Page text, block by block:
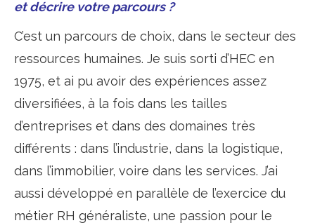
et décrire votre parcours ?
C’est un parcours de choix, dans le secteur des
ressources humaines. Je suis sorti d’HEC en
1975, et ai pu avoir des expériences assez
diversifiées, à la fois dans les tailles
d’entreprises et dans des domaines très
différents : dans l’industrie, dans la logistique,
dans l’immobilier, voire dans les services. J’ai
aussi développé en parallèle de l’exercice du
métier RH généraliste, une passion pour le